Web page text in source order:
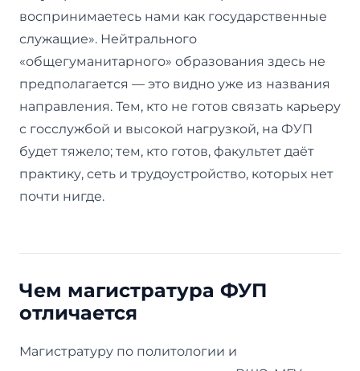
воспринимаетесь нами как государственные
служащие». Нейтрального
«общегуманитарного» образования здесь не
предполагается — это видно уже из названия
направления. Тем, кто не готов связать карьеру
с госслужбой и высокой нагрузкой, на ФУП
будет тяжело; тем, кто готов, факультет даёт
практику, сеть и трудоустройство, которых нет
почти нигде.
Чем магистратура ФУП
отличается
Магистратуру по политологии и